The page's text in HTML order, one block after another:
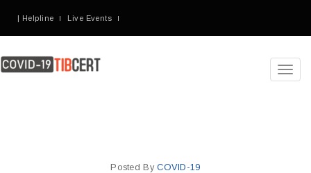
| Helpline Live Events
Posted ByCOVID-19